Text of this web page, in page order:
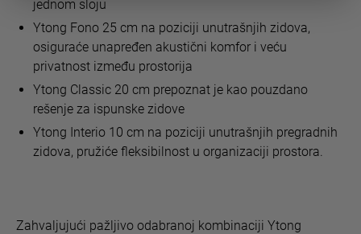
jednom sloju
Ytong Fono 25 cm na poziciji unutrašnjih zidova,
osiguraće unapređen akustični komfor i veću
privatnost između prostorija
Ytong Classic 20 cm prepoznat je kao pouzdano
rešenje za ispunske zidove
Ytong Interio 10 cm na poziciji unutrašnjih pregradnih
zidova, pružiće fleksibilnost u organizaciji prostora.
Zahvaljujući pažljivo odabranoj kombinaciji Ytong